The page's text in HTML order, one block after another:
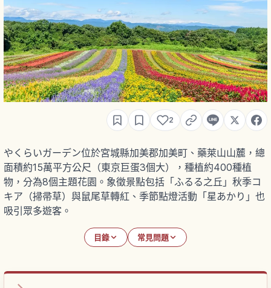
2
やくらいガーデン位於宮城縣加美郡加美町、藥萊山山麓，總
面積約15萬平方公尺（東京巨蛋3個大），種植約400種植
物，分為8個主題花園。象徵景點包括「ふるる之丘」秋季コ
キア（掃帚草）與鼠尾草轉紅、季節點燈活動「星あかり」也
吸引眾多遊客。
目錄 常見問題